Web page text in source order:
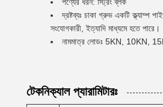
দ্রষ্টব্যঃ চাকা গ্রুভ একটি ক্ল্যাম্প
সংযোগকারী, ইত্যাদি মাধ্যমে হতে পারে।
নামমাত্র লোডঃ 5KN, 10KN,
টেকনিক্যাল প্যারামিটারঃ